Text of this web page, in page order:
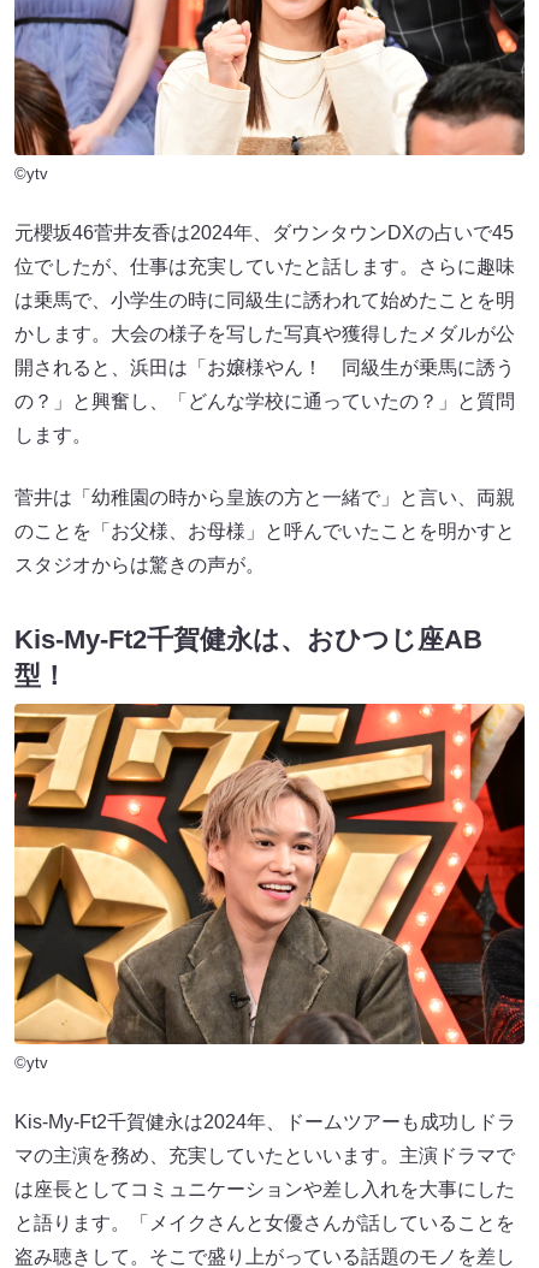
©ytv
元櫻坂46菅井友香は2024年、ダウンタウンDXの占いで45
位でしたが、仕事は充実していたと話します。さらに趣味
は乗馬で、小学生の時に同級生に誘われて始めたことを明
かします。大会の様子を写した写真や獲得したメダルが公
開されると、浜田は「お嬢様やん！ 同級生が乗馬に誘う
の？」と興奮し、「どんな学校に通っていたの？」と質問
します。
菅井は「幼稚園の時から皇族の方と一緒で」と言い、両親
のことを「お父様、お母様」と呼んでいたことを明かすと
スタジオからは驚きの声が。
Kis-My-Ft2千賀健永は、おひつじ座AB
型！
©ytv
Kis-My-Ft2千賀健永は2024年、ドームツアーも成功しドラ
マの主演を務め、充実していたといいます。主演ドラマで
は座長としてコミュニケーションや差し入れを大事にした
と語ります。「メイクさんと女優さんが話していることを
盗み聴きして。そこで盛り上がっている話題のモノを差し